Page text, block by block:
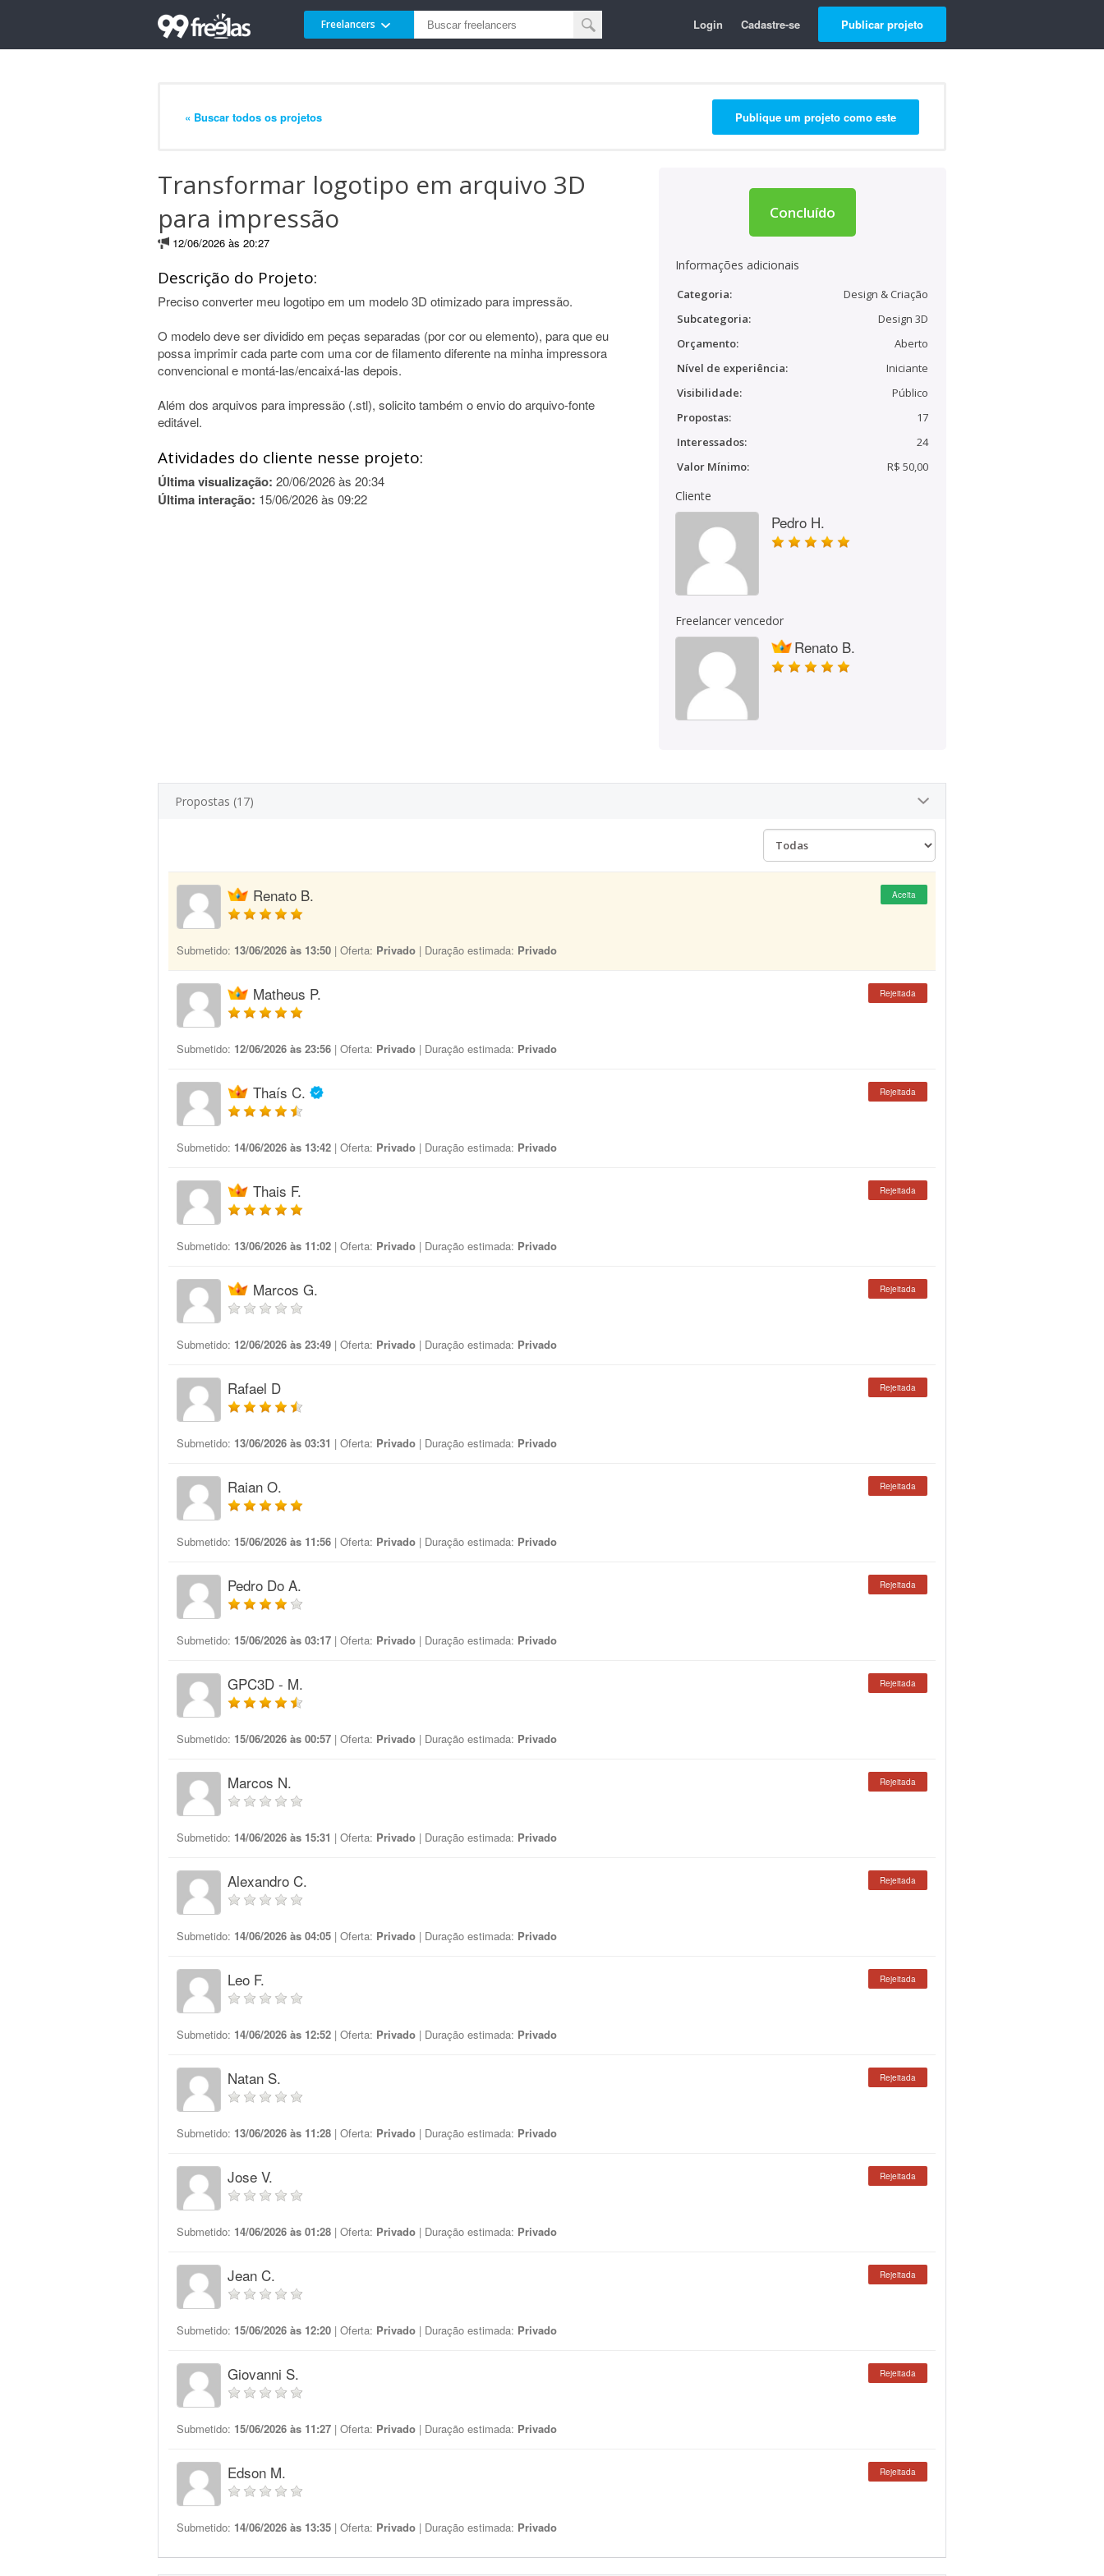
Freelancers Login Cadastre-se Publicar projeto
« Buscar todos os projetos Publique um projeto como este
Transformar logotipo em arquivo 3D
para impressão
12/06/2026 às 20:27
Descrição do Projeto:
Preciso converter meu logotipo em um modelo 3D otimizado para impressão.
O modelo deve ser dividido em peças separadas (por cor ou elemento), para que eu
possa imprimir cada parte com uma cor de filamento diferente na minha impressora
convencional e montá-las/encaixá-las depois.
Além dos arquivos para impressão (.stl), solicito também o envio do arquivo-fonte
editável.
Atividades do cliente nesse projeto:
Última visualização: 20/06/2026 às 20:34
Última interação: 15/06/2026 às 09:22
Concluído
Informações adicionais
Categoria:
Design & Criação
Subcategoria:
Design 3D
Orçamento:
Aberto
Nível de experiência:
Iniciante
Visibilidade:
Público
Propostas:
17
Interessados:
24
Valor Mínimo:
R$ 50,00
Cliente
Pedro H.
Freelancer vencedor
Renato B.
Propostas (17)
Renato B. Aceita
Submetido: 13/06/2026 às 13:50 | Oferta: Privado | Duração estimada: Privado
Matheus P. Rejeitada
Submetido: 12/06/2026 às 23:56 | Oferta: Privado | Duração estimada: Privado
Thaís C. Rejeitada
Submetido: 14/06/2026 às 13:42 | Oferta: Privado | Duração estimada: Privado
Thais F. Rejeitada
Submetido: 13/06/2026 às 11:02 | Oferta: Privado | Duração estimada: Privado
Marcos G. Rejeitada
Submetido: 12/06/2026 às 23:49 | Oferta: Privado | Duração estimada: Privado
Rafael D Rejeitada
Submetido: 13/06/2026 às 03:31 | Oferta: Privado | Duração estimada: Privado
Raian O. Rejeitada
Submetido: 15/06/2026 às 11:56 | Oferta: Privado | Duração estimada: Privado
Pedro Do A. Rejeitada
Submetido: 15/06/2026 às 03:17 | Oferta: Privado | Duração estimada: Privado
GPC3D - M. Rejeitada
Submetido: 15/06/2026 às 00:57 | Oferta: Privado | Duração estimada: Privado
Marcos N. Rejeitada
Submetido: 14/06/2026 às 15:31 | Oferta: Privado | Duração estimada: Privado
Alexandro C. Rejeitada
Submetido: 14/06/2026 às 04:05 | Oferta: Privado | Duração estimada: Privado
Leo F. Rejeitada
Submetido: 14/06/2026 às 12:52 | Oferta: Privado | Duração estimada: Privado
Natan S. Rejeitada
Submetido: 13/06/2026 às 11:28 | Oferta: Privado | Duração estimada: Privado
Jose V. Rejeitada
Submetido: 14/06/2026 às 01:28 | Oferta: Privado | Duração estimada: Privado
Jean C. Rejeitada
Submetido: 15/06/2026 às 12:20 | Oferta: Privado | Duração estimada: Privado
Giovanni S. Rejeitada
Submetido: 15/06/2026 às 11:27 | Oferta: Privado | Duração estimada: Privado
Edson M. Rejeitada
Submetido: 14/06/2026 às 13:35 | Oferta: Privado | Duração estimada: Privado